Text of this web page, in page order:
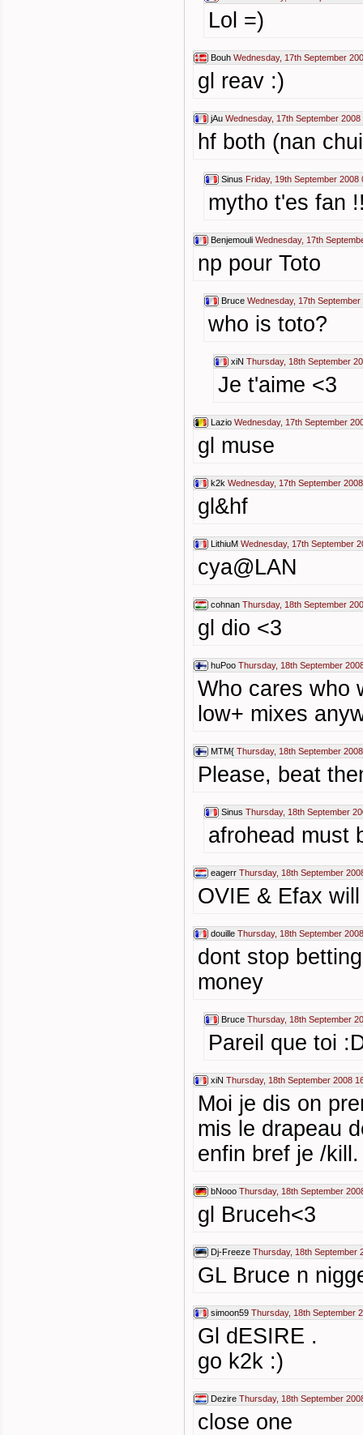
Lol =)
Bouh Wednesday, 17th September
gl reav :)
jAu Wednesday, 17th September 2008
hf both (nan
Sinus Friday, 19th September 2008
mytho t'es fan
Benjemouli Wednesday, 17th
np pour Toto
Bruce Wednesday, 17th September
who is toto?
xiN Thursday, 18th September
Je t'aime <3
Lazio Wednesday, 17th September
gl muse
k2k Wednesday, 17th September
gl&hf
LithiuM Wednesday, 17th September
cya@LAN
cohnan Thursday, 18th September
gl dio <3
huPoo Thursday, 18th September
Who cares who
low+ mixes
MTM{ Thursday, 18th September
Please, beat
Sinus Thursday, 18th September
afrohead must
eagerr Thursday, 18th September
OVIE & Efax
douille Thursday, 18th September
dont stop
money
Bruce Thursday, 18th September
Pareil que toi
xiN Thursday, 18th September 2008
Moi je dis on
mis le drapeau
enfin bref je /kill.
bNooo Thursday, 18th September
gl Bruceh<3
Dj-Freeze Thursday, 18th September
GL Bruce n
simoon59 Thursday, 18th September
Gl dESIRE .
go k2k :)
Dezire Thursday, 18th September
close one